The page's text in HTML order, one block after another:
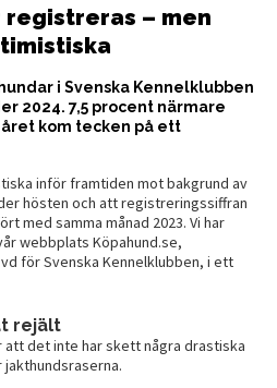
– men
i Svenska Kennelklubben
2024. 7,5 procent närmare
kom tecken på ett
inför framtiden mot bakgrund av
hösten och att registreringssiffran
med samma månad 2023. Vi har
webbplats Köpahund.se,
för Svenska Kennelklubben, i ett
rejält
att det inte har skett några drastiska